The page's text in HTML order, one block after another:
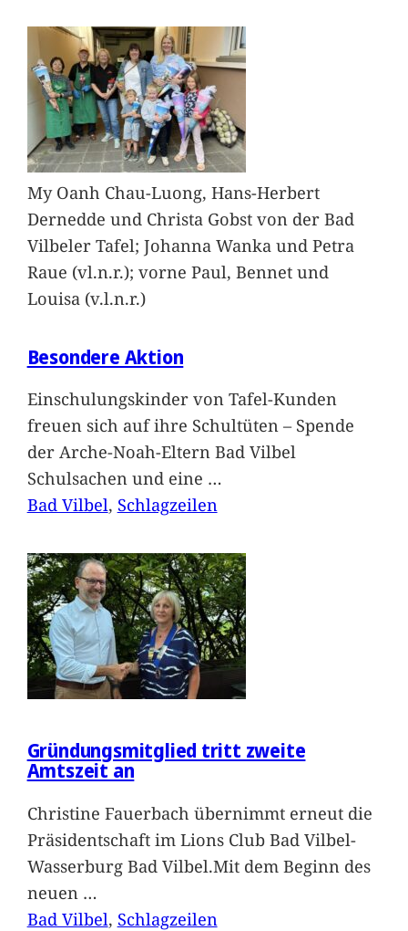
My Oanh Chau-Luong, Hans-Herbert
Dernedde und Christa Gobst von der Bad
Vilbeler Tafel; Johanna Wanka und Petra
Raue (vl.n.r.); vorne Paul, Bennet und
Louisa (v.l.n.r.)
Besondere Aktion
Einschulungskinder von Tafel-Kunden
freuen sich auf ihre Schultüten – Spende
der Arche-Noah-Eltern Bad Vilbel
Schulsachen und eine …
Bad Vilbel, Schlagzeilen
Gründungsmitglied tritt zweite
Amtszeit an
Christine Fauerbach übernimmt erneut die
Präsidentschaft im Lions Club Bad Vilbel-
Wasserburg Bad Vilbel.Mit dem Beginn des
neuen …
Bad Vilbel, Schlagzeilen